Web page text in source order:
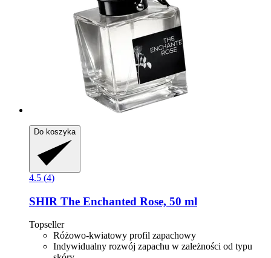
Do koszyka
4.5 (4)
SHIR The Enchanted Rose, 50 ml
Topseller
Różowo-kwiatowy profil zapachowy
Indywidualny rozwój zapachu w zależności od typu